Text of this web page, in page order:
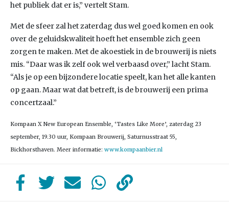
het publiek dat er is,” vertelt Stam.
Met de sfeer zal het zaterdag dus wel goed komen en ook
over de geluidskwaliteit hoeft het ensemble zich geen
zorgen te maken. Met de akoestiek in de brouwerij is niets
mis. “Daar was ik zelf ook wel verbaasd over,” lacht Stam.
“Als je op een bijzondere locatie speelt, kan het alle kanten
op gaan. Maar wat dat betreft, is de brouwerij een prima
concertzaal.”
Kompaan X New European Ensemble, ‘Tastes Like More’, zaterdag 23
september, 19.30 uur, Kompaan Brouwerij, Saturnusstraat 55,
Bickhorsthaven. Meer informatie: www.kompaanbier.nl